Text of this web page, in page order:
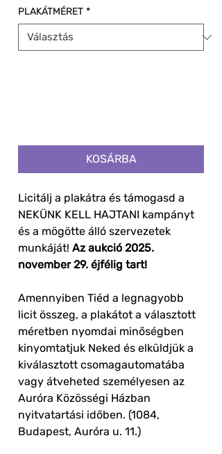
PLAKÁTMÉRET *
KOSÁRBA
Licitálj a plakátra és támogasd a
NEKÜNK KELL HAJTANI kampányt
és a mögötte álló szervezetek
munkáját! Az aukció 2025.
november 29. éjfélig tart!
Amennyiben Tiéd a legnagyobb
licit összeg, a plakátot a választott
méretben nyomdai minőségben
kinyomtatjuk Neked és elküldjük a
kiválasztott csomagautomatába
vagy átveheted személyesen az
Auróra Közösségi Házban
nyitvatartási időben. (1084,
Budapest, Auróra u. 11.)